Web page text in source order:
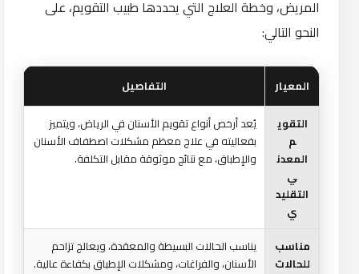
المريض، وخطة العلاج التي يحددها طبيب التقويم، على
النحو التالي:
المعيار
التفاصيل
التقوي
م
المعدن
ي
التقليد
ي
يُعد أرخص أنواع تقويم الأسنان في الرياض، ويتميز
بفعاليته في علاج معظم مشكلات اصطفاف الأسنان
والإطباق، مع نتائج موثوقة مقابل التكلفة.
مناسب
للحالات
يناسب الحالات البسيطة والمعقدة، ويعالج تزاحم
الأسنان، والفراغات، ومشكلات الإطباق بكفاءة عالية.